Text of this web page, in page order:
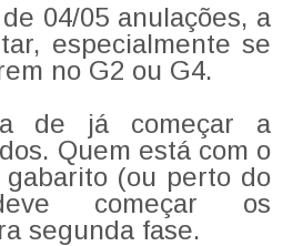
04/05 anulações, a
especialmente se
no G2 ou G4.
de já começar a
Quem está com o
(ou perto do
começar os
segunda fase.